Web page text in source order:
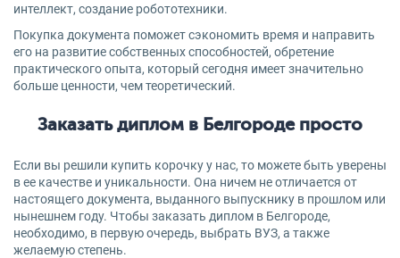
интеллект, создание робототехники.
Покупка документа поможет сэкономить время и направить
его на развитие собственных способностей, обретение
практического опыта, который сегодня имеет значительно
больше ценности, чем теоретический.
Заказать диплом в Белгороде просто
Если вы решили купить корочку у нас, то можете быть уверены
в ее качестве и уникальности. Она ничем не отличается от
настоящего документа, выданного выпускнику в прошлом или
нынешнем году. Чтобы заказать диплом в Белгороде,
необходимо, в первую очередь, выбрать ВУЗ, а также
желаемую степень.